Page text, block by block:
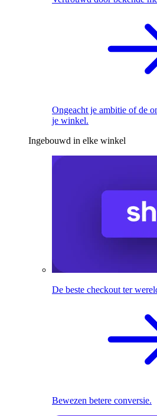
Ongeacht je ambitie of de
je winkel.
Ingebouwd in elke winkel
De beste checkout ter
Bewezen betere conversie.